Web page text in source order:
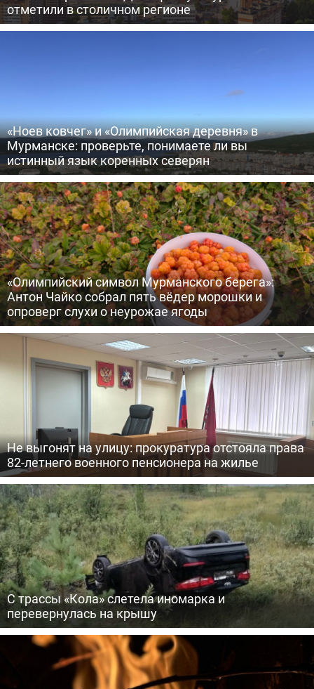
отметили в столичном регионе
«Ноев ковчег» и «Олимпийская деревня» в
Мурманске: проверьте, понимаете ли вы
истинный язык коренных северян
«Олимпийский символ Мурманского берега»:
Антон Чайко собрал пять вёдер морошки и
опроверг слухи о неурожае ягоды
Не выгонят на улицу: прокуратура отстояла права
82-летнего военного пенсионера на жилье
С трассы «Кола» слетела иномарка и
перевернулась на крышу